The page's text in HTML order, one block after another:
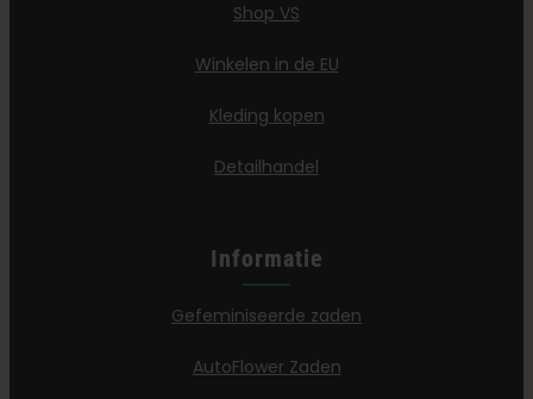
Shop VS
Winkelen in de EU
Kleding kopen
Detailhandel
Informatie
Gefeminiseerde zaden
AutoFlower Zaden